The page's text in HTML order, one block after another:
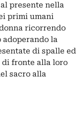
presente nella
primi umani
ricorrendo
adoperando la
di spalle ed
di fronte alla loro
sacro alla